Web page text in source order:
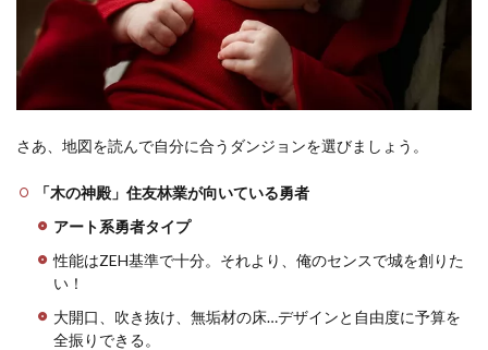
さあ、地図を読んで自分に合うダンジョンを選びましょう。
「木の神殿」住友林業が向いている勇者
アート系勇者タイプ
性能はZEH基準で十分。それより、俺のセンスで城を創りた
い！
大開口、吹き抜け、無垢材の床…デザインと自由度に予算を
全振りできる。